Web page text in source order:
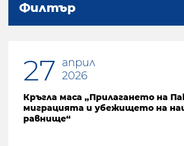
Филтър
27 април
2026
Кръгла маса „Прилагането на
миграцията и убежището на
равнище“